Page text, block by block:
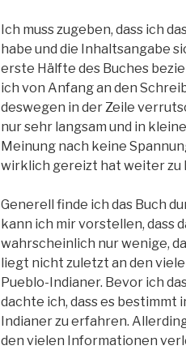
Ich muss zugeben, dass ich
habe und die Inhaltsangabe
erste Hälfte des Buches
ich von Anfang an den
deswegen in der Zeile
nur sehr langsam und in
Meinung nach keine
wirklich gereizt hat weiter zu
Generell finde ich das Buch
kann ich mir vorstellen, dass
wahrscheinlich nur wenige,
liegt nicht zuletzt an den
Pueblo-Indianer. Bevor ich
dachte ich, dass es bestimmt
Indianer zu erfahren.
den vielen Informationen